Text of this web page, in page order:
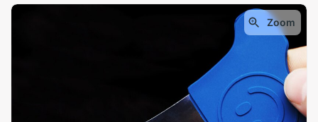
Zoom